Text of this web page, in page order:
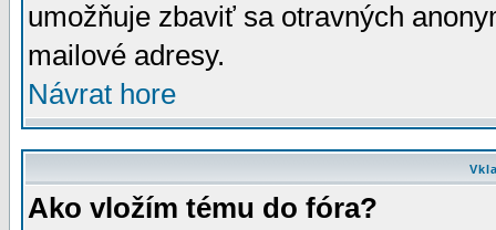
umožňuje zbaviť sa otravných
mailové adresy.
Návrat hore
Ako vložím tému do fóra?